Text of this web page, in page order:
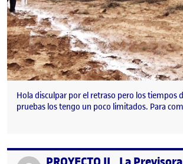
Hola disculpar por el retraso pero los tiempos
pruebas los tengo un poco limitados. Para
Publicado por